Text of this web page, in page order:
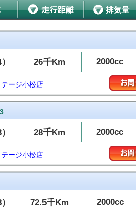
26千Km 2000cc
ージ小松店
28千Km 2000cc
ージ小松店
72.5千Km 2000cc